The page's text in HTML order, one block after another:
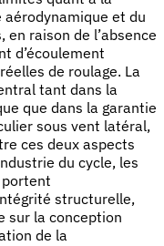
et du
raison de l’absence
d’écoulement
de roulage. La
tant dans la
que dans la garantie
sous vent latéral,
ces deux aspects
du cycle, les
structurelle,
sur la conception
de la